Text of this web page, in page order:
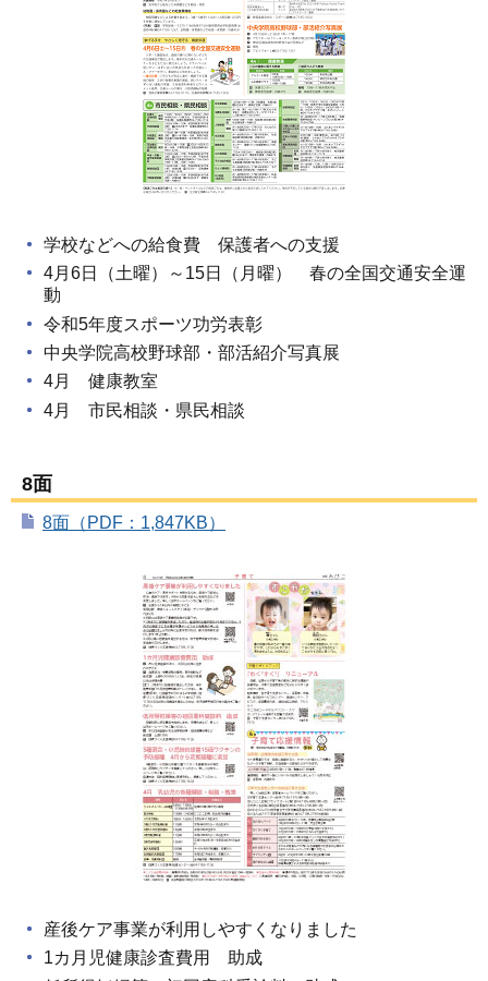
学校などへの給食費 保護者への支援
4月6日（土曜）～15日（月曜） 春の全国交通安全運
動
令和5年度スポーツ功労表彰
中央学院高校野球部・部活紹介写真展
4月 健康教室
4月 市民相談・県民相談
8面
8面（PDF：1,847KB）
産後ケア事業が利用しやすくなりました
1カ月児健康診査費用 助成